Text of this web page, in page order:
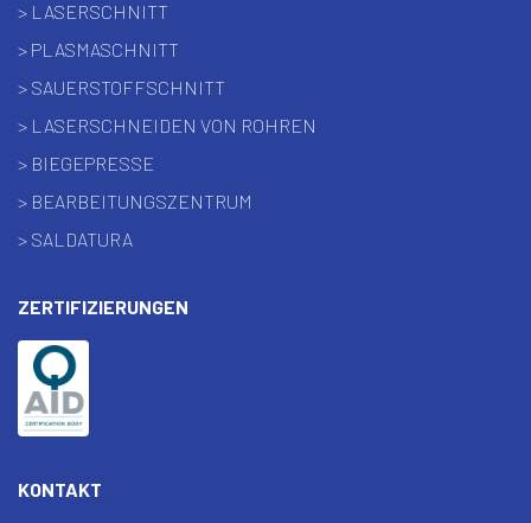
> LASERSCHNITT
> PLASMASCHNITT
> SAUERSTOFFSCHNITT
> LASERSCHNEIDEN VON ROHREN
> BIEGEPRESSE
> BEARBEITUNGSZENTRUM
> SALDATURA
ZERTIFIZIERUNGEN
KONTAKT